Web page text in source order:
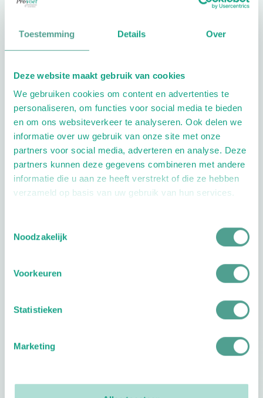
Toestemming Details Over
Deze website maakt gebruik van cookies
We gebruiken cookies om content en advertenties te
personaliseren, om functies voor social media te bieden
en om ons websiteverkeer te analyseren. Ook delen we
informatie over uw gebruik van onze site met onze
partners voor social media, adverteren en analyse. Deze
partners kunnen deze gegevens combineren met andere
informatie die u aan ze heeft verstrekt of die ze hebben
verzameld op basis van uw gebruik van hun services.
Noodzakelijk
Voorkeuren
Statistieken
Marketing
Aandachtsgebieden
Diabetes Reuma Sport
Wellness
Geriatrie
Kinderen Leefstijl en vitaliteit
Extra opties